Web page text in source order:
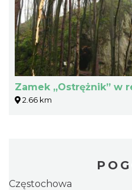
Zamek „Ostrężnik” w
2.66 km
Częstochowa